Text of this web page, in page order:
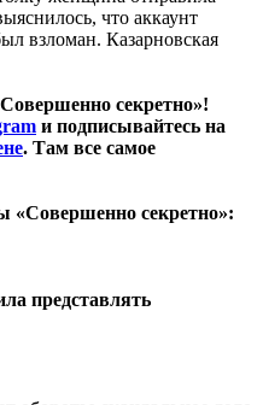
что аккаунт
взломан. Казарновская
секретно»!
и подписывайтесь на
. Там все самое
«Совершенно секретно»:
представлять